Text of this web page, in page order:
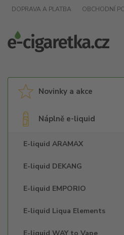
DOPRAVA A PLATBA OBCHODNÍ
Novinky a akce
Náplně e-liquid
E-liquid ARAMAX
E-liquid DEKANG
E-liquid EMPORIO
E-liquid Liqua Elements